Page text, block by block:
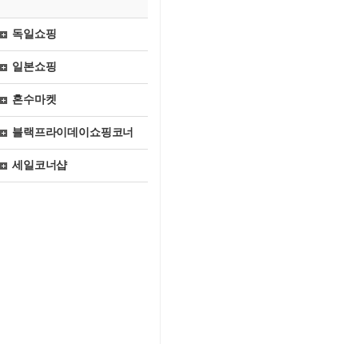
독일쇼핑
일본쇼핑
혼수마켓
블랙프라이데이쇼핑코너
세일코너샵